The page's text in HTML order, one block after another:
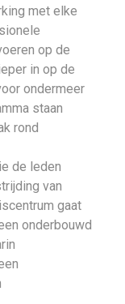
met elke
op de
in op de
ondermeer
staan
rond
de leden
van
gaat
onderbouwd